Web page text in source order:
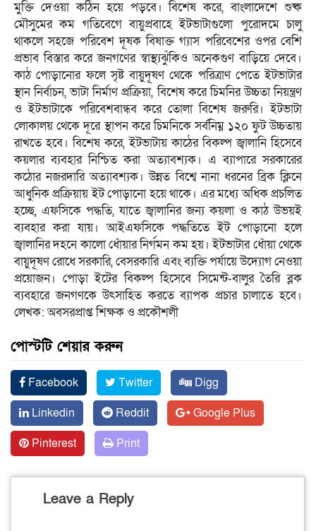
মুক্তি দেওয়া কঠিন হয়ে পড়বে। বিশেষ করে, বাংলাদেশে শুষ্ক
মৌসুমের কম গতিবেগে বায়ুপ্রবাহে ইটভাটাগুলো পুরোদমে চালু
থাকলে সহজে পরিবেশ দূষক বিষাক্ত গ্যাস পরিবেশের ওপর বেশি
প্রভাব বিস্তার করে জনগণের স্বাস্থ্যঝুঁকিও অনেকগুণ বাড়িয়ে দেবে।
কাঠ পোড়ানোর ফলে সৃষ্ট বায়ুদূষণ থেকে পরিত্রাণ পেতে ইটভাটার
স্থান নির্বাচন, ভাটা নির্মাণ প্রক্রিয়া, বিশেষ করে চিমনির উচ্চতা নিয়ন্ত্রণ
ও ইটভাটাকে পরিবেশবান্ধব করে তোলা বিশেষ জরুরি। ইটভাটা
লোকালয় থেকে দূরে স্থাপন করে চিমনিকে সর্বনিম্ন ১২০ ফুট উচ্চতায়
রাখতে হবে। বিশেষ করে, ইটভাটায় কাঠের বিকল্প জ্বালানি হিসেবে
কয়লার ব্যবহার নিশ্চিত করা অত্যাবশ্যক। এ ব্যাপারে সরকারের
কঠোর নজরদারি অত্যাবশ্যক। উন্নত বিশ্বে নানা ধরনের ব্রিক ক্লিনে
আধুনিক প্রক্রিয়ায় ইট পোড়ানো হয়ে থাকে। এর মধ্যে অধিক প্রচলিত
হচ্ছে, এফসিকে পদ্ধতি, যাতে জ্বালানির জন্য কয়লা ও কাঠ উভয়ই
ব্যবহার করা যায়। আইএফসিকে পদ্ধতিতে ইট পোড়ানো হলে
জ্বালানির দহনে কালো ধোঁয়ার নির্গমন কম হয়। ইটভাটার ধোঁয়া থেকে
বায়ুদূষণ রোধে সরকারি, বেসরকারি এবং ব্যক্তি পর্যায়ে উদ্যোগ নেওয়া
প্রয়োজন। পোড়া ইটের বিকল্প হিসেবে সিমেন্ট-বালুর তৈরি ব্লক
ব্যবহারে জনগণকে উৎসাহিত করতে ব্যাপক প্রচার চালাতে হবে।
লেখক: অবসরপ্রাপ্ত শিক্ষক ও প্রকৌশলী
পোস্টটি শেয়ার করুন
Facebook Twitter
Digg
Linkedin
Reddit
Google Plus
Pinterest
Print
Leave a Reply